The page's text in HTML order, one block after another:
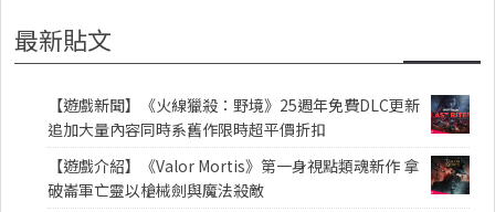
最新貼文
【遊戲新聞】《火線獵殺：野境》25週年免費DLC更新
追加大量內容同時系舊作限時超平價折扣
【遊戲介紹】《Valor Mortis》第一身視點類魂新作 拿
破崙軍亡靈以槍械劍與魔法殺敵